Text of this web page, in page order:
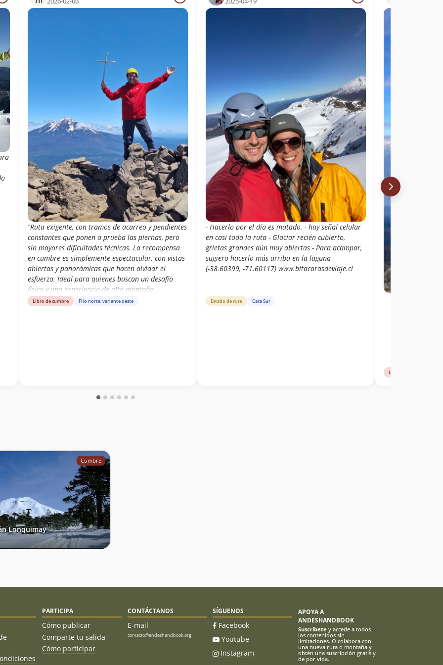
“Ruta exigente, con tramos de acarreo y pendientes
constantes que ponen a prueba las piernas, pero
sin mayores dificultades técnicas. La recompensa
en cumbre es simplemente espectacular, con vistas
abiertas y panorámicas que hacen olvidar el
esfuerzo. Ideal para quienes buscan un desafío
físico y una experiencia de alta montaña
inolvidable.” Cordada: Aner Pinto y Jessica Campos
Libro de cumbre Filo norte, variante oeste
- Hacerlo por el día es matado. - hay señal celular
en casi toda la ruta - Glaciar recién cubierto,
grietas grandes aún muy abiertas - Para acampar,
sugiero hacerlo más arriba en la laguna
(-38.60399, -71.60117) www.bitacorasdeviaje.cl
Estado de ruta Cara Sur
Libro de cumbre
Cumbre
Lonquimay
PARTICIPA
Cómo publicar
Comparte tu salida
Cómo participar
CONTÁCTANOS
E-mail
contacto@andeshandbook.org
SÍGUENOS
Facebook
Youtube
Instagram
APOYA A
ANDESHANDBOOK
Suscríbete y accede a todos
los contenidos sin
limitaciones. O colabora con
una nueva ruta o montaña y
obtén una suscripción gratis y
de por vida.